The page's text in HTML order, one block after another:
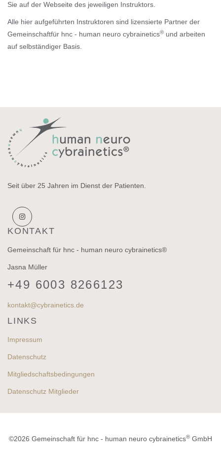
Sie auf der Webseite des jeweiligen Instruktors.
Alle hier aufgeführten Instruktoren sind lizensierte Partner der
Gemeinschaftfür hnc - human neuro cybrainetics® und arbeiten
auf selbständiger Basis.
Seit über 25 Jahren im Dienst der Patienten.
KONTAKT
Gemeinschaft für hnc - human neuro cybrainetics®
Jasna Müller
+49 6003 8266123
kontakt@cybrainetics.de
LINKS
Impressum
Datenschutz
Mitgliedschaftsbedingungen
Datenschutz Mitglieder
©2026 Gemeinschaft für hnc - human neuro cybrainetics® GmbH